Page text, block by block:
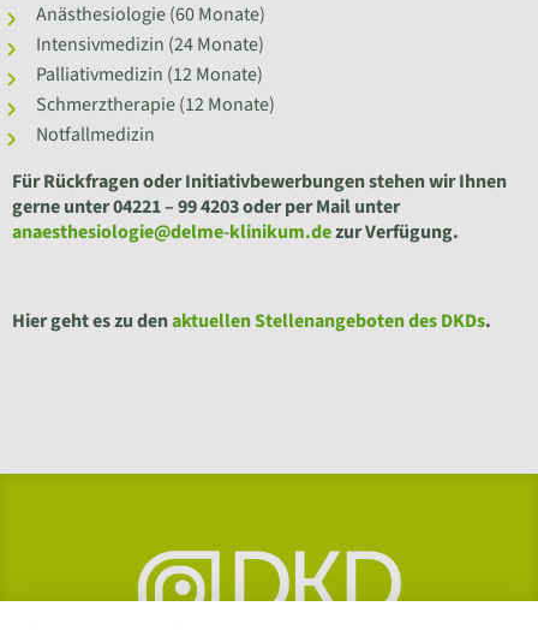
Anästhesiologie (60 Monate)
Intensivmedizin (24 Monate)
Palliativmedizin (12 Monate)
Schmerztherapie (12 Monate)
Notfallmedizin
Für Rückfragen oder Initiativbewerbungen stehen wir Ihnen
gerne unter 04221 – 99 4203 oder per Mail unter
anaesthesiologie@delme-klinikum.dezur Verfügung.
Hier geht es zu denaktuellen Stellenangeboten des DKDs.